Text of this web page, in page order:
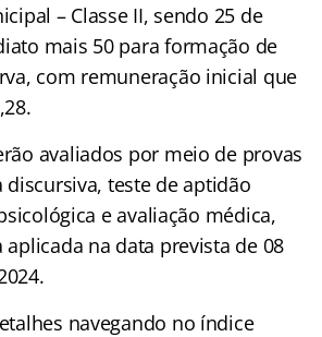
– Classe II, sendo 25 de
mais 50 para formação de
com remuneração inicial que
avaliados por meio de provas
discursiva, teste de aptidão
e avaliação médica,
na data prevista de 08
navegando no índice